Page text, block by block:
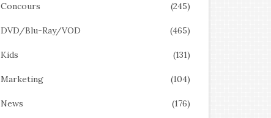
Concours (245)
DVD/Blu-Ray/VOD (465)
Kids (131)
Marketing (104)
News (176)